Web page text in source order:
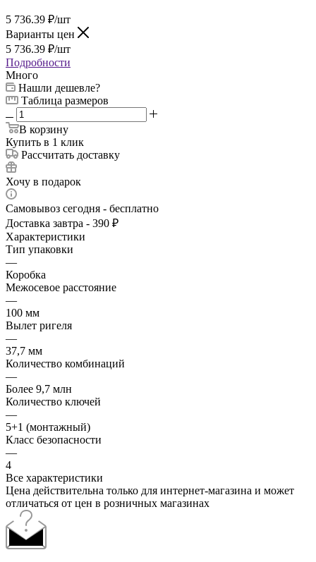
5 736.39 ₽/шт
Варианты цен
5 736.39 ₽/шт
Подробности
Много
Нашли дешевле?
Таблица размеров
В корзину
Купить в 1 клик
Рассчитать доставку
Хочу в подарок
Самовывоз сегодня - бесплатно
Доставка завтра - 390 ₽
Характеристики
Тип упаковки
—
Коробка
Межосевое расстояние
—
100 мм
Вылет ригеля
—
37,7 мм
Количество комбинаций
—
Более 9,7 млн
Количество ключей
—
5+1 (монтажный)
Класс безопасности
—
4
Все характеристики
Цена действительна только для интернет-магазина и может
отличаться от цен в розничных магазинах